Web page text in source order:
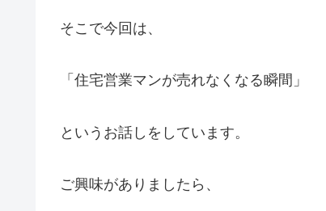
そこで今回は、
「住宅営業マンが売れなくなる瞬間」
というお話しをしています。
ご興味がありましたら、